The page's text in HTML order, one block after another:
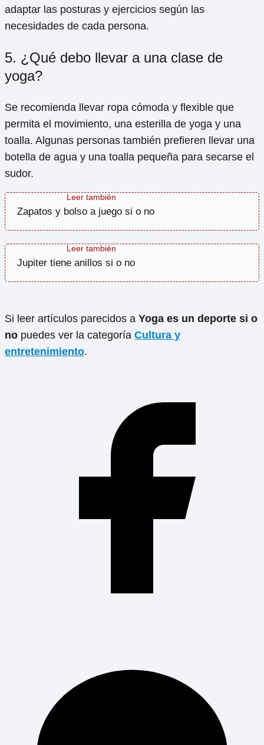
adaptar las posturas y ejercicios según las
necesidades de cada persona.
5. ¿Qué debo llevar a una clase de
yoga?
Se recomienda llevar ropa cómoda y flexible que
permita el movimiento, una esterilla de yoga y una
toalla. Algunas personas también prefieren llevar una
botella de agua y una toalla pequeña para secarse el
sudor.
Zapatos y bolso a juego si o no
Jupiter tiene anillos si o no
Si leer artículos parecidos a Yoga es un deporte si o
no puedes ver la categoría Cultura y
entretenimiento.